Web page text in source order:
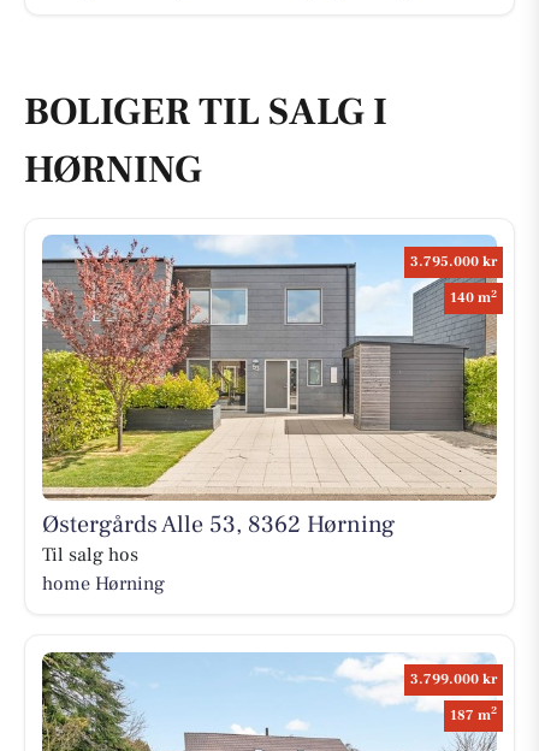
BOLIGER TIL SALG I
HØRNING
3.795.000 kr
140 m2
Østergårds Alle 53, 8362 Hørning
Til salg hos
home Hørning
3.799.000 kr
187 m2